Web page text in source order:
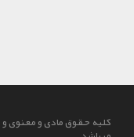
کلیه حقوق مادی و معنوی و